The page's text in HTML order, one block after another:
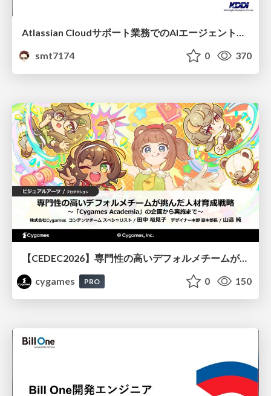
Atlassian Cloudサポート業務でのAIエージェント活用事例
smt7174
0 370
【CEDEC2026】専門性の高いデフォルメチームが挑んだ人材育成戦略 〜Cygames Academiaの企画から実施まで〜
cygames
PRO 0 150